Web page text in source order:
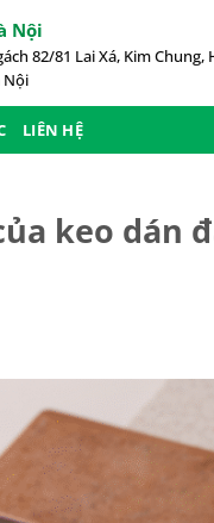
Nội
82/81 Lai Xá, Kim Chung,
Nội
LIÊN HỆ
keo dán